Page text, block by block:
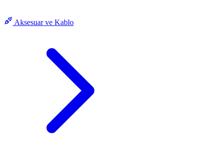
Aksesuar ve Kablo